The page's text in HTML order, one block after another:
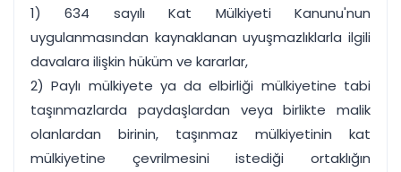
1) 634 sayılı Kat Mülkiyeti Kanunu'nun
uygulanmasından kaynaklanan uyuşmazlıklarla ilgili
davalara ilişkin hüküm ve kararlar,
2) Paylı mülkiyete ya da elbirliği mülkiyetine tabi
taşınmazlarda paydaşlardan veya birlikte malik
olanlardan birinin, taşınmaz mülkiyetinin kat
mülkiyetine çevrilmesini istediği ortaklığın